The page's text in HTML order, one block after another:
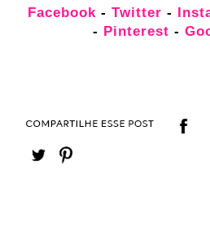
Facebook - Twitter -
- Pinterest -